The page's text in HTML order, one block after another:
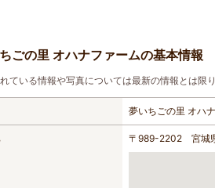
ごの里 オハナファームの基本情報
ている情報や写真については最新の情報とは限
夢いちごの里 オハ
〒989-2202 宮城